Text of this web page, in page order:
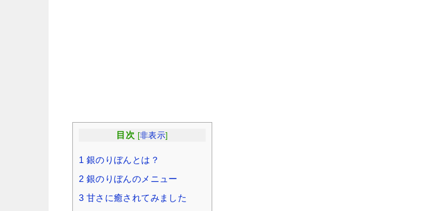
目次 [非表示]
1 銀のりぼんとは？
2 銀のりぼんのメニュー
3 甘さに癒されてみました